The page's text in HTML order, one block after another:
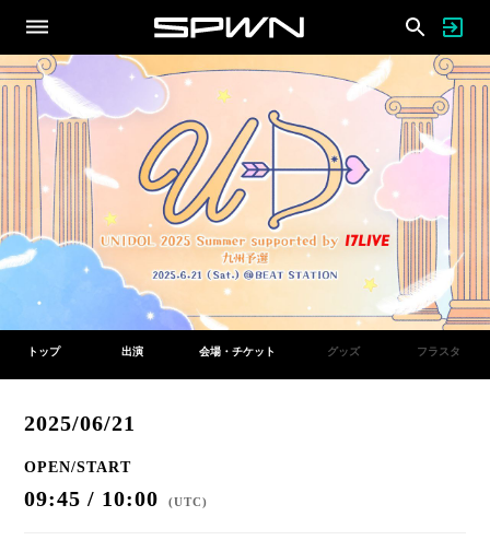
トップ 出演 会場・チケット グッズ フラスタ
2025/06/21
OPEN/START
09:45 / 10:00 (UTC)